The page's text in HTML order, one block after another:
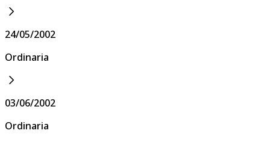
24/05/2002
Ordinaria
03/06/2002
Ordinaria